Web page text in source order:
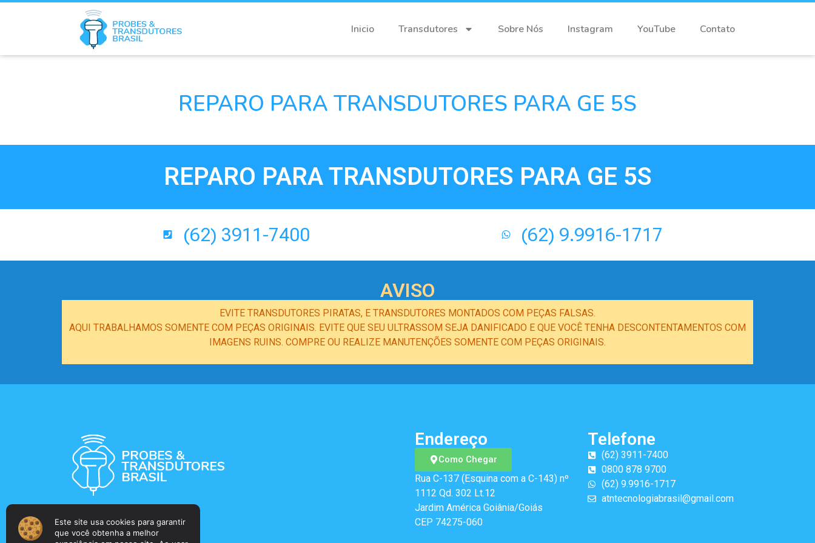
Inicio Transdutores Sobre Nós Instagram YouTube Contato
Este site usa cookies para garantir
que você obtenha a melhor
REPARO PARA TRANSDUTORES PARA GE 5S
REPARO PARA TRANSDUTORES PARA GE 5S
(62) 3911-7400 (62) 9.9916-1717
AVISO
EVITE TRANSDUTORES PIRATAS, E TRANSDUTORES MONTADOS COM PEÇAS FALSAS.
AQUI TRABALHAMOS SOMENTE COM PEÇAS ORIGINAIS. EVITE QUE SEU ULTRASSOM SEJA DANIFICADO E QUE VOCÊ TENHA DESCONTENTAMENTOS COM
IMAGENS RUINS. COMPRE OU REALIZE MANUTENÇÕES SOMENTE COM PEÇAS ORIGINAIS.
Como Chegar
Rua C-137 (Esquina com a C-143) nº
1112 Qd. 302 Lt.12
Jardim América Goiânia/Goiás
CEP 74275-060
Endereço
(62) 3911-7400
0800 878 9700
(62) 9.9916-1717
atntecnologiabrasil@gmail.com
Telefone